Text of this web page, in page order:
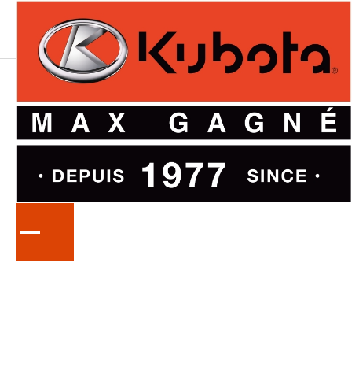
LA SÉRIE R30
Chargeur sur roues